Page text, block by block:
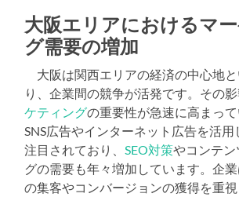
大阪エリアにおけるマ
グ需要の増加
大阪は関西エリアの経済の中心地
り、企業間の競争が活発です。その
ケティングの重要性が急速に高まって
SNS広告やインターネット広告を活
注目されており、SEO対策やコンテ
グの需要も年々増加しています。企
の集客やコンバージョンの獲得を重